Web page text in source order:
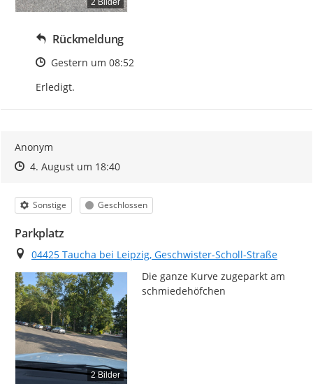
2 Bilder
Rückmeldung
Zeitpunkt des Erstellens
Gestern um 08:52
Erledigt.
Anonym
Zeitpunkt des Erstellens
Zeitpunkt des Erstellens
4. August um 18:40Zur Äußerung
Kategorie
Sonstige Status
Geschlossen
Parkplatz
Ort
04425 Taucha bei Leipzig, Geschwister-Scholl-Straße
2 Bilder
Die ganze Kurve zugeparkt am
schmiedehöfchen